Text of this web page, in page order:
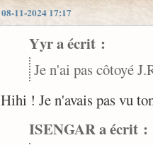
08-11-2024 17:17
Yyr a écrit :
Je n'ai pas côtoyé
Hihi ! Je n'avais pas vu
ISENGAR a écrit :